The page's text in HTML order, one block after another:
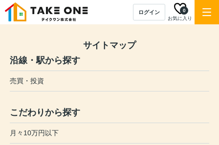
ログイン
お気に入り
0
サイトマップ
沿線・駅から探す
売買・投資
こだわりから探す
月々10万円以下